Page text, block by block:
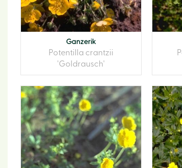
Ganzerik
Potentilla crantzii
'Goldrausch'